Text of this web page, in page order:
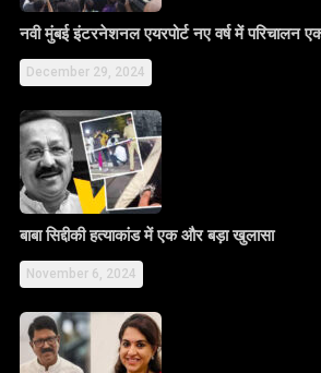
नवी मुंबई इंटरनेशनल एयरपोर्ट नए वर्ष में परिचालन
December 29, 2024
बाबा सिद्दीकी हत्याकांड में एक और बड़ा खुलासा
November 6, 2024